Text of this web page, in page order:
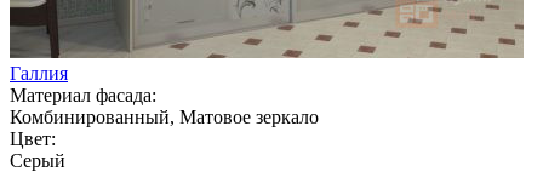
Галлия
Материал фасада:
Комбинированный, Матовое зеркало
Цвет:
Серый